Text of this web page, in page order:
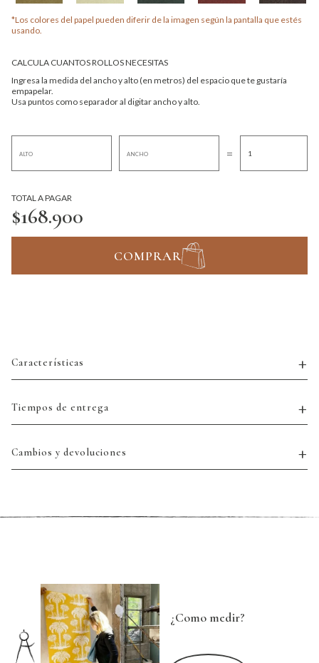
*Los colores del papel pueden diferir de la imagen según la pantalla que estés
usando.
CALCULA CUANTOS ROLLOS NECESITAS
Ingresa la medida del ancho y alto (en metros) del espacio que te gustaría
empapelar.
Usa puntos como separador al digitar ancho y alto.
=
TOTAL A PAGAR
$168.900
COMPRAR
Características
Tiempos de entrega
Cambios y devoluciones
¿Como medir?